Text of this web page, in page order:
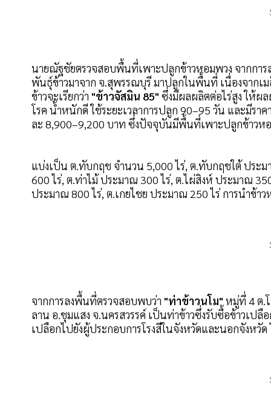
นายณัฐชัยตรวจสอบพื้นที่เพาะปลูกข้าวหอมพวง จากกา
พันธุ์ข้าวมาจาก จ.สุพรรณบุรี มาปลูกในพื้นที่ เนื่องจาก
ข้าวจะเรียกว่า "ข้าวจัสมิน 85" ซึ่งมีผลผลิตต่อไร่สูง ให้ผ
โรค น้ำหนักดี ใช้ระยะเวลาการปลูก 90–95 วัน และมีร
ละ 8,900–9,200 บาท ซึ่งปัจจุบันมีพื้นที่เพาะปลูกข้าวห
แบ่งเป็น ต.ทับกฤช จำนวน 5,000 ไร่, ต.ทับกฤชใต้ ประ
600 ไร่, ต.ท่าไม้ ประมาณ 300 ไร่, ต.ไผ่สิงห์ ประมาณ
ประมาณ 800 ไร่, ต.เกยไชย ประมาณ 250 ไร่ การนำข้
จากการลงพื้นที่ตรวจสอบพบว่า "ท่าข้าวนโม" หมู่ที่ 4 ต.
ลาน อ.ชุมแสง จ.นครสวรรค์ เป็นท่าข้าวซึ่งรับซื้อข้าวเปลื
เปลือกไปยังผู้ประกอบการโรงสีในจังหวัดและนอกจังห